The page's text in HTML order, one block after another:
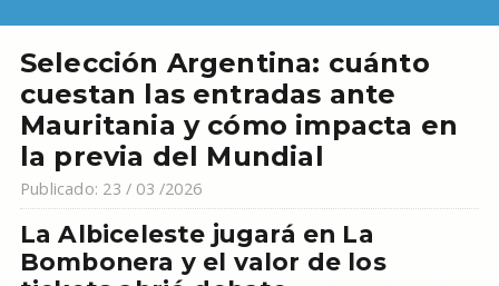
Selección Argentina: cuánto
cuestan las entradas ante
Mauritania y cómo impacta en
la previa del Mundial
Publicado: 23 / 03 /2026
La Albiceleste jugará en La
Bombonera y el valor de los